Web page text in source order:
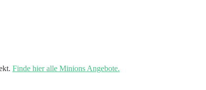
Finde hier alle Minions Angebote.